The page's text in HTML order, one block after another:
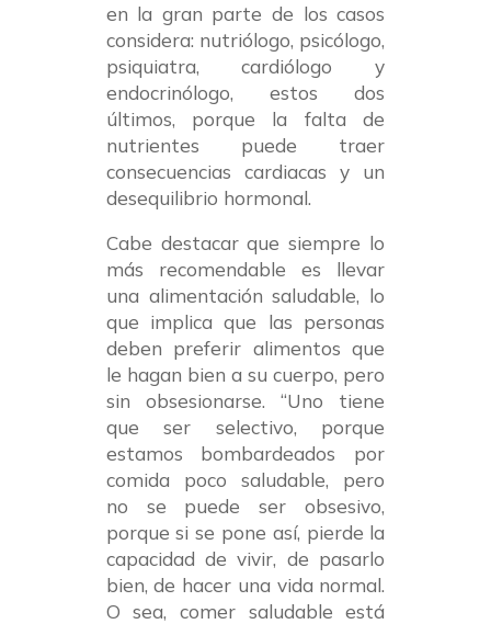
en la gran parte de los casos
considera: nutriólogo, psicólogo,
psiquiatra, cardiólogo y
endocrinólogo, estos dos
últimos, porque la falta de
nutrientes puede traer
consecuencias cardiacas y un
desequilibrio hormonal.
Cabe destacar que siempre lo
más recomendable es llevar
una alimentación saludable, lo
que implica que las personas
deben preferir alimentos que
le hagan bien a su cuerpo, pero
sin obsesionarse. “Uno tiene
que ser selectivo, porque
estamos bombardeados por
comida poco saludable, pero
no se puede ser obsesivo,
porque si se pone así, pierde la
capacidad de vivir, de pasarlo
bien, de hacer una vida normal.
O sea, comer saludable está